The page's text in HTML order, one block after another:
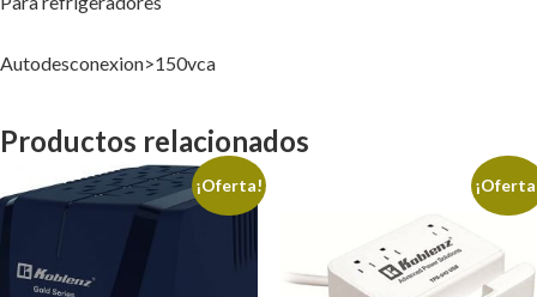
Autodesconexion>150vca
Productos relacionados
¡Oferta!